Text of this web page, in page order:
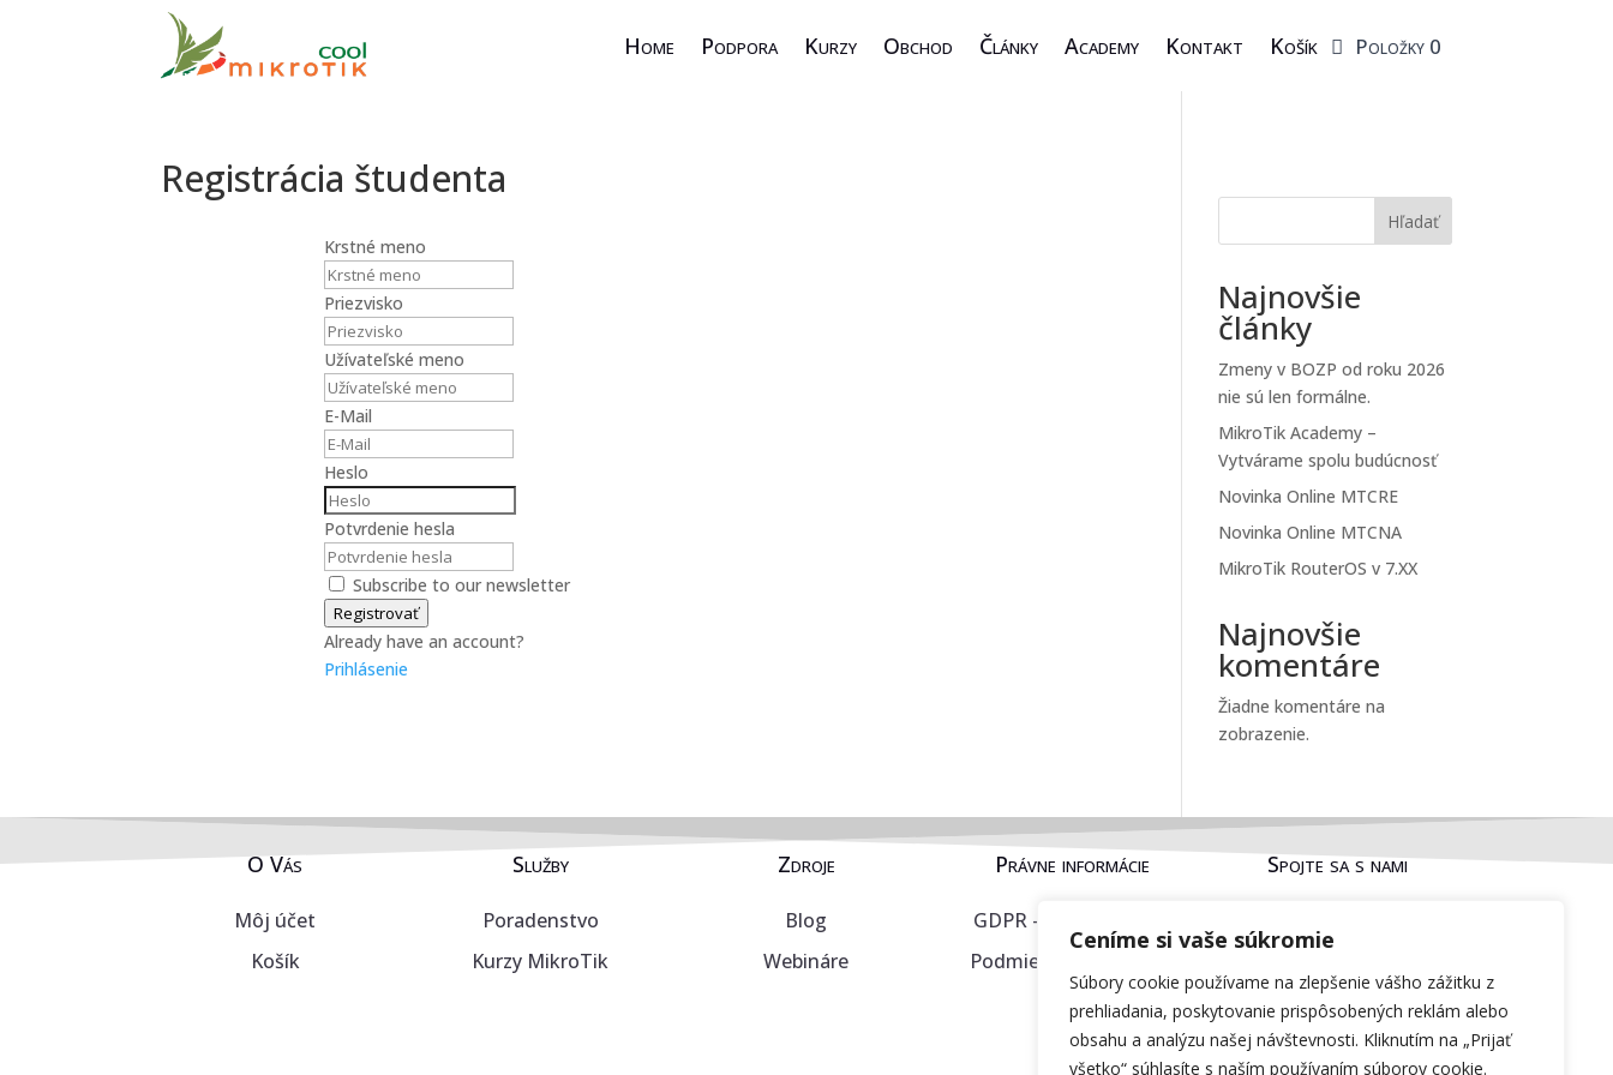
Ceníme si vaše súkromie
Súbory cookie používame na zlepšenie vášho zážitku z
prehliadania, poskytovanie prispôsobených reklám alebo
obsahu a analýzu našej návštevnosti. Kliknutím na „Prijať
všetko“ súhlasíte s naším používaním súborov cookie.
Home Podpora Kurzy Obchod Články Academy Kontakt Košík Položky 0
Registrácia študenta
Krstné meno
Priezvisko
Užívateľské meno
E-Mail
Heslo
Potvrdenie hesla
Subscribe to our newsletter
Registrovať
Already have an account?
Prihlásenie
Hľadať
Najnovšie
články
Zmeny v BOZP od roku 2026
nie sú len formálne.
MikroTik Academy –
Vytvárame spolu budúcnosť
Novinka Online MTCRE
Novinka Online MTCNA
MikroTik RouterOS v 7.XX
Najnovšie
komentáre
Žiadne komentáre na
zobrazenie.
O Vás
Môj účet
Košík
Služby
Poradenstvo
Kurzy MikroTik
Zdroje
Blog
Webináre
Právne informácie
GDPR – osobné údaje
Podmienky používania
Spojte sa s nami